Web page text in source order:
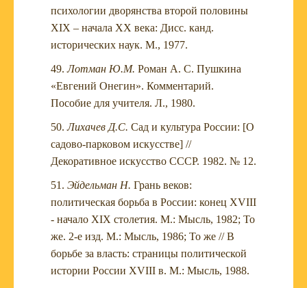
психологии дворянства второй половины
XIX – начала XX века: Дисс. канд.
исторических наук. М., 1977.
Лотман Ю.М. Роман А. С. Пушкина
«Евгений Онегин». Комментарий.
Пособие для учителя. Л., 1980.
Лихачев Д.С. Сад и культура России: [О
садово-парковом искусстве] //
Декоративное искусство СССР. 1982. № 12.
Эйдельман Н. Грань веков:
политическая борьба в России: конец XVIII
- начало XIX столетия. М.: Мысль, 1982; То
же. 2-е изд. М.: Мысль, 1986; То же // В
борьбе за власть: страницы политической
истории России XVIII в. М.: Мысль, 1988.